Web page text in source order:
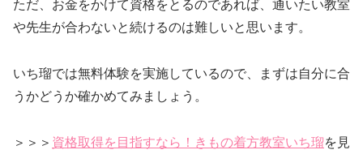
ただ、お金をかけて資格をとるのであれば、通いたい教室
や先生が合わないと続けるのは難しいと思います。
いち瑠では無料体験を実施しているので、まずは自分に合
うかどうか確かめてみましょう。
＞＞＞ 資格取得を目指すなら！きもの着方教室いち瑠を見